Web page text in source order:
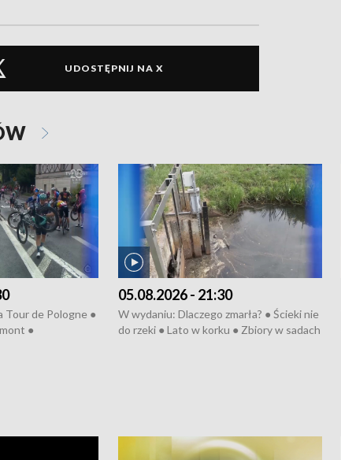
UDOSTĘPNIJ NA X
Tour de Pologne ●
●
05.08.2026 - 21:30
W wydaniu: Dlaczego zmarła? ● Ścieki nie
do rzeki ● Lato w korku ● Zbiory w sadach